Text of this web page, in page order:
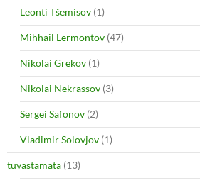
Leonti Tšemisov (1)
Mihhail Lermontov (47)
Nikolai Grekov (1)
Nikolai Nekrassov (3)
Sergei Safonov (2)
Vladimir Solovjov (1)
tuvastamata (13)